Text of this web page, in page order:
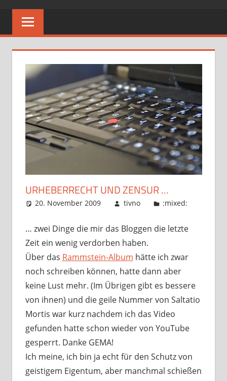
Pfadfinder.
SciFi-
Gärtner?
URHEBERRECHT UND ZENSUR …
20. November 2009 tivno :mixed:
… zwei Dinge die mir das Bloggen die letzte
Zeit ein wenig verdorben haben.
Über das Rammstein-Album hätte ich zwar
noch schreiben können, hatte dann aber
keine Lust mehr. (Im Übrigen gibt es bessere
von ihnen) und die geile Nummer von Saltatio
Mortis war kurz nachdem ich das Video
gefunden hatte schon wieder von YouTube
gesperrt. Danke GEMA!
Ich meine, ich bin ja echt für den Schutz von
geistigem Eigentum, aber manchmal schießen